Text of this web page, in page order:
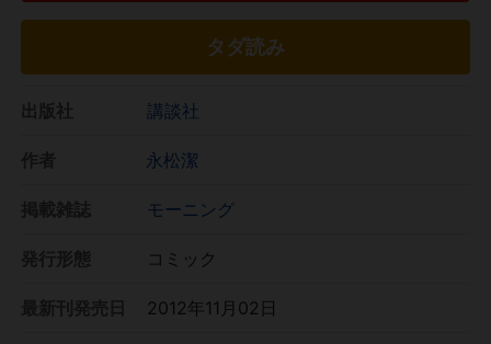
タダ読み
講談社
永松潔
モーニング
コミック
2012年11月02日